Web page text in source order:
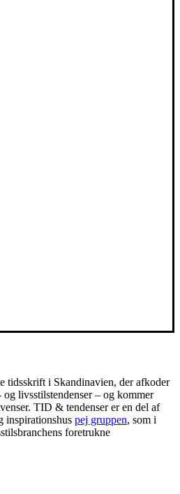
tidsskrift i Skandinavien, der afkoder
livsstilstendenser – og kommer
TID & tendenser er en del af
inspirationshus pej gruppen, som i
foretrukne